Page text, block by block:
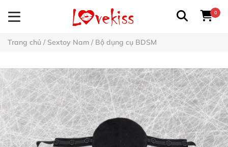
0
Trang chủ / Sextoy Nam / Bộ dụng cụ BDSM